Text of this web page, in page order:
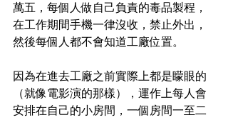
萬五，每個人做自己負責的毒品製程，
在工作期間手機一律沒收，禁止外出，
然後每個人都不會知道工廠位置。
因為在進去工廠之前實際上都是矇眼的
（就像電影演的那樣），運作上每人會
安排在自己的小房間，一個房間一至二